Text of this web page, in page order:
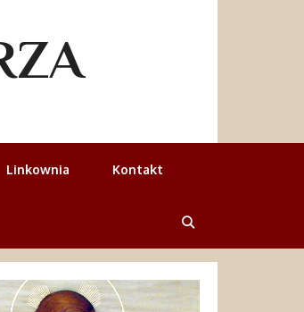
Linkownia Kontakt